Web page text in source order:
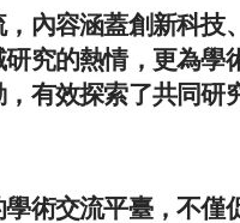
內容涵蓋創新科技
究的熱情，更為學
有效探索了共同研
術交流平臺，不僅